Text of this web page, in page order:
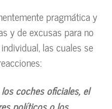
pragmática y
y de excusas para no
las cuales se
coches oficiales, el